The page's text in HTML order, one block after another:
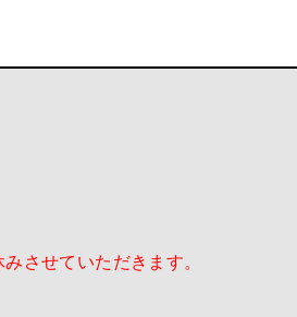
させていただきます。